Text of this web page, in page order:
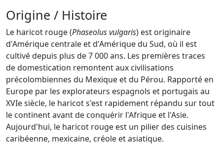
Origine / Histoire
Le haricot rouge (Phaseolus vulgaris) est originaire
d'Amérique centrale et d'Amérique du Sud, où il est
cultivé depuis plus de 7 000 ans. Les premières traces
de domestication remontent aux civilisations
précolombiennes du Mexique et du Pérou. Rapporté en
Europe par les explorateurs espagnols et portugais au
XVIe siècle, le haricot s'est rapidement répandu sur tout
le continent avant de conquérir l'Afrique et l'Asie.
Aujourd'hui, le haricot rouge est un pilier des cuisines
caribéenne, mexicaine, créole et asiatique.